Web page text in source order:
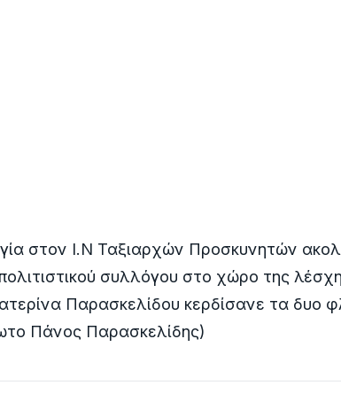
στον Ι.Ν Ταξιαρχών Προσκυνητών
συλλόγου στο χώρο της
Παρασκελίδου κερδίσανε τα δυο
Πάνος Παρασκελίδης)